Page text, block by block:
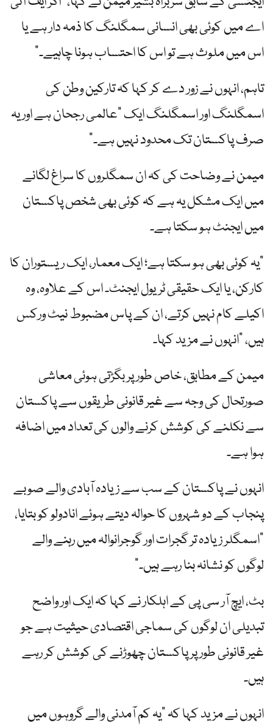
اے میں کوئی بھی انسانی سمگلنگ کا ذمہ دار ہے یا
اس میں ملوث ہے تو اس کا احتساب ہونا چاہیے۔”
تاہم، انہوں نے زور دے کر کہا کہ تارکین وطن کی
اسمگلنگ اور اسمگلنگ ایک "عالمی رجحان ہے اور یہ
صرف پاکستان تک محدود نہیں ہے۔”
میمن نے وضاحت کی کہ ان سمگلروں کا سراغ لگانے
میں ایک مشکل یہ ہے کہ کوئی بھی شخص پاکستان
میں ایجنٹ ہو سکتا ہے۔
"یہ کوئی بھی ہو سکتا ہے؛ ایک معمار، ایک ریستوران کا
کارکن، یا ایک حقیقی ٹریول ایجنٹ۔ اس کے علاوہ، وہ
اکیلے کام نہیں کرتے، ان کے پاس مضبوط نیٹ ورکس
ہیں، "انہوں نے مزید کہا۔
میمن کے مطابق، خاص طور پر بگڑتی ہوئی معاشی
صورتحال کی وجہ سے غیر قانونی طریقوں سے پاکستان
سے نکلنے کی کوشش کرنے والوں کی تعداد میں اضافہ
ہوا ہے۔
انہوں نے پاکستان کے سب سے زیادہ آبادی والے صوبے
پنجاب کے دو شہروں کا حوالہ دیتے ہوئے انادولو کو بتایا،
"اسمگلر زیادہ تر گجرات اور گوجرانوالہ میں رہنے والے
لوگوں کو نشانہ بنا رہے ہیں۔”
بٹ، ایچ آر سی پی کے اہلکار نے کہا کہ ایک اور واضح
تبدیلی ان لوگوں کی سماجی اقتصادی حیثیت ہے جو
غیر قانونی طور پر پاکستان چھوڑنے کی کوشش کر رہے
ہیں۔
انہوں نے مزید کہا کہ "یہ کم آمدنی والے گروہوں میں